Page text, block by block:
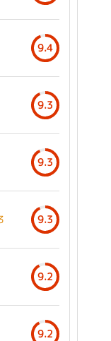
9.4
9.3
9.3
9.3
9.2
9.2